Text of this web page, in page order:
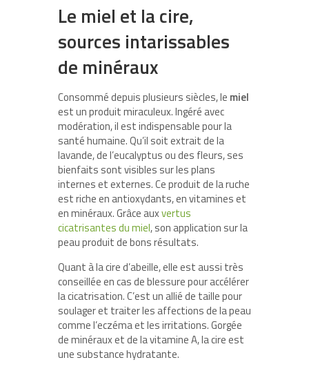
Le miel et la cire,
sources intarissables
de minéraux
Consommé depuis plusieurs siècles, le miel
est un produit miraculeux. Ingéré avec
modération, il est indispensable pour la
santé humaine. Qu’il soit extrait de la
lavande, de l’eucalyptus ou des fleurs, ses
bienfaits sont visibles sur les plans
internes et externes. Ce produit de la ruche
est riche en antioxydants, en vitamines et
en minéraux. Grâce auxvertus
cicatrisantes du miel, son application sur la
peau produit de bons résultats.
Quant à la cire d’abeille, elle est aussi très
conseillée en cas de blessure pour accélérer
la cicatrisation. C’est un allié de taille pour
soulager et traiter les affections de la peau
comme l’eczéma et les irritations. Gorgée
de minéraux et de la vitamine A, la cire est
une substance hydratante.